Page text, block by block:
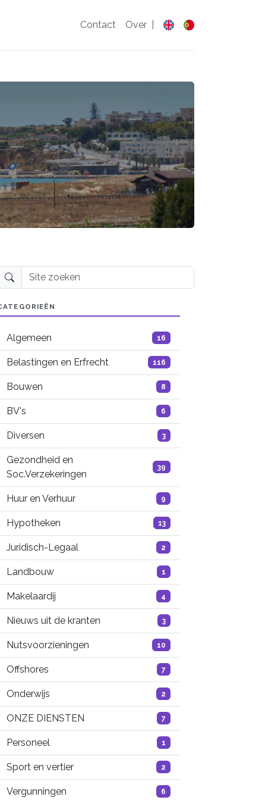
Contact Over
Algemeen 16
Belastingen en Erfrecht 116
Bouwen 8
BV's 6
Diversen 3
Gezondheid en
Soc.Verzekeringen
39
Huur en Verhuur 9
Hypotheken 13
Juridisch-Legaal 2
Landbouw 1
Makelaardij 4
Nieuws uit de kranten 3
Nutsvoorzieningen 10
Offshores 7
Onderwijs 2
ONZE DIENSTEN 7
Personeel 1
Sport en vertier 2
Vergunningen 6